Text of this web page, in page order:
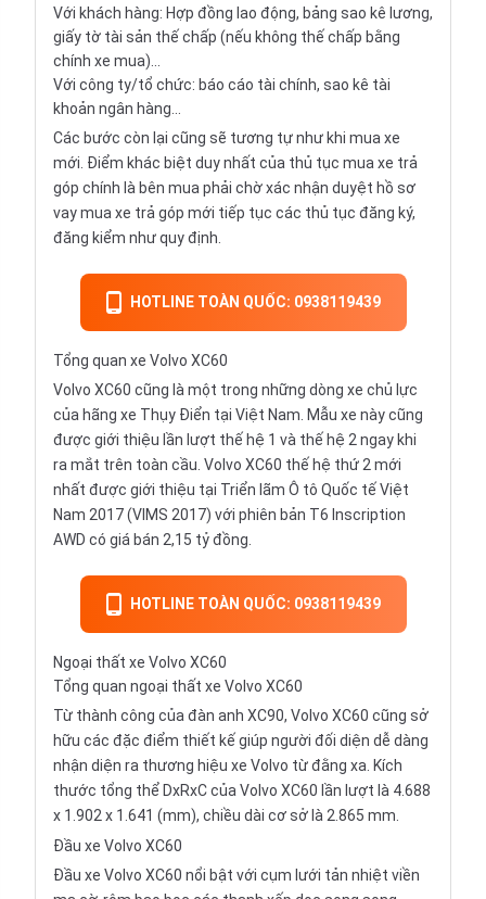
Với khách hàng: Hợp đồng lao động, bảng sao kê lương,
giấy tờ tài sản thế chấp (nếu không thế chấp bằng
chính xe mua)...
Với công ty/tổ chức: báo cáo tài chính, sao kê tài
khoản ngân hàng...
Các bước còn lại cũng sẽ tương tự như khi mua xe
mới. Điểm khác biệt duy nhất của thủ tục mua xe trả
góp chính là bên mua phải chờ xác nhận duyệt hồ sơ
vay mua xe trả góp mới tiếp tục các thủ tục đăng ký,
đăng kiểm như quy định.
HOTLINE TOÀN QUỐC: 0938119439
Tổng quan xe Volvo XC60
Volvo XC60 cũng là một trong những dòng xe chủ lực
của hãng xe Thụy Điển tại Việt Nam. Mẫu xe này cũng
được giới thiệu lần lượt thế hệ 1 và thế hệ 2 ngay khi
ra mắt trên toàn cầu. Volvo XC60 thế hệ thứ 2 mới
nhất được giới thiệu tại Triển lãm Ô tô Quốc tế Việt
Nam 2017 (VIMS 2017) với phiên bản T6 Inscription
AWD có giá bán 2,15 tỷ đồng.
HOTLINE TOÀN QUỐC: 0938119439
Ngoại thất xe Volvo XC60
Tổng quan ngoại thất xe Volvo XC60
Từ thành công của đàn anh XC90, Volvo XC60 cũng sở
hữu các đặc điểm thiết kế giúp người đối diện dễ dàng
nhận diện ra thương hiệu xe Volvo từ đằng xa. Kích
thước tổng thể DxRxC của Volvo XC60 lần lượt là 4.688
x 1.902 x 1.641 (mm), chiều dài cơ sở là 2.865 mm.
Đầu xe Volvo XC60
Đầu xe Volvo XC60 nổi bật với cụm lưới tản nhiệt viền